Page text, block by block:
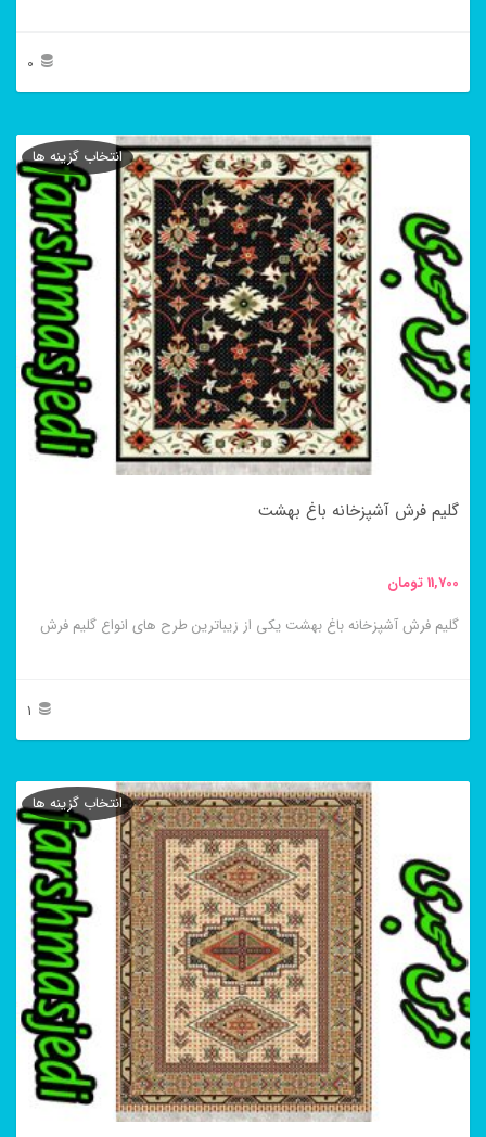
0
محصول
مختلفی
باشد.
گزینه
ها
صفحه
انتخاب
شوند
گلیم فرش آشپزخانه باغ بهشت
11,700تومان
گلیم فرش آشپزخانه باغ بهشت یکی از زیباترین طرح های انواع گلیم فرش
1
انتخاب گزینه ها
محصول
مختلفی
می
باشد.
گزینه
ها
انتخاب گزینه ها